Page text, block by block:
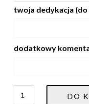
twoja dedykacja (do
dodatkowy
DO